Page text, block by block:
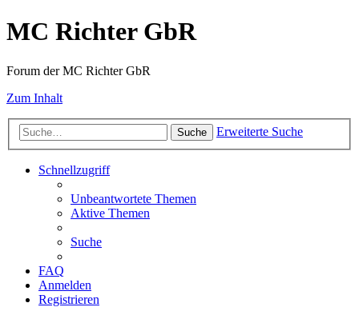
MC Richter GbR
Forum der MC Richter GbR
Zum Inhalt
Suche Erweiterte Suche
Schnellzugriff
Unbeantwortete Themen
Aktive Themen
Suche
FAQ
Anmelden
Registrieren